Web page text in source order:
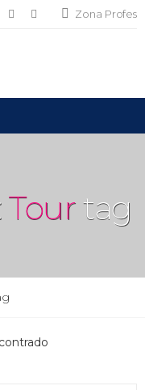
Zona Profes
Tourtag